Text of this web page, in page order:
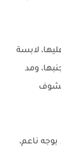
لابسة
ومد
يشوف
ناعم،